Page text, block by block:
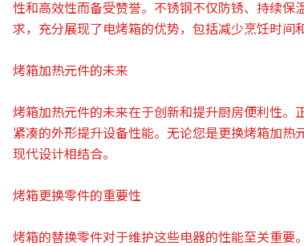
性和高效性而备受赞誉。不锈钢不仅防锈、持续
求，充分展现了电烤箱的优势，包括减少烹饪时间
烤箱加热元件的未来
烤箱加热元件的未来在于创新和提升厨房便利性。
紧凑的外形提升设备性能。无论您是更换烤箱加
现代设计相结合。
烤箱更换零件的重要性
烤箱的替换零件对于维护这些电器的性能至关重